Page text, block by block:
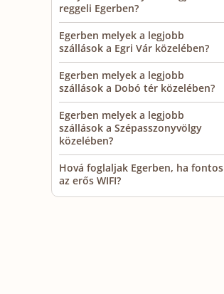
reggeli Egerben?
Egerben melyek a legjobb
szállások a Egri Vár közelében?
Egerben melyek a legjobb
szállások a Dobó tér közelében?
Egerben melyek a legjobb
szállások a Szépasszonyvölgy
közelében?
Hová foglaljak Egerben, ha fontos
az erős WIFI?